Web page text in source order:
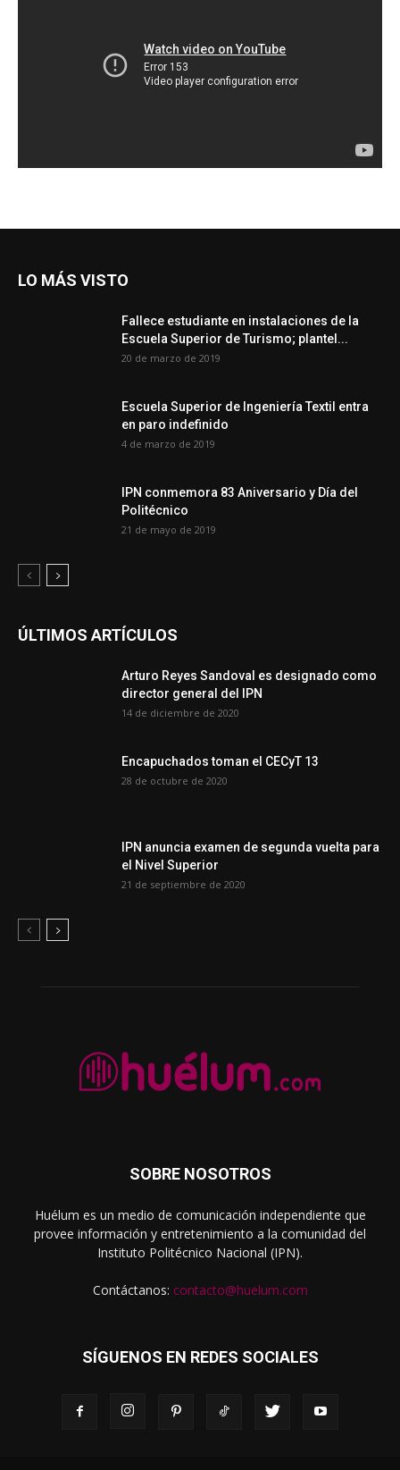
LO MÁS VISTO
Fallece estudiante en instalaciones de la
Escuela Superior de Turismo; plantel...
20 de marzo de 2019
Escuela Superior de Ingeniería Textil entra
en paro indefinido
4 de marzo de 2019
IPN conmemora 83 Aniversario y Día del
Politécnico
21 de mayo de 2019
ÚLTIMOS ARTÍCULOS
Arturo Reyes Sandoval es designado como
director general del IPN
14 de diciembre de 2020
Encapuchados toman el CECyT 13
28 de octubre de 2020
IPN anuncia examen de segunda vuelta para
el Nivel Superior
21 de septiembre de 2020
SOBRE NOSOTROS
Huélum es un medio de comunicación independiente que
provee información y entretenimiento a la comunidad del
Instituto Politécnico Nacional (IPN).
Contáctanos: contacto@huelum.com
SÍGUENOS EN REDES SOCIALES